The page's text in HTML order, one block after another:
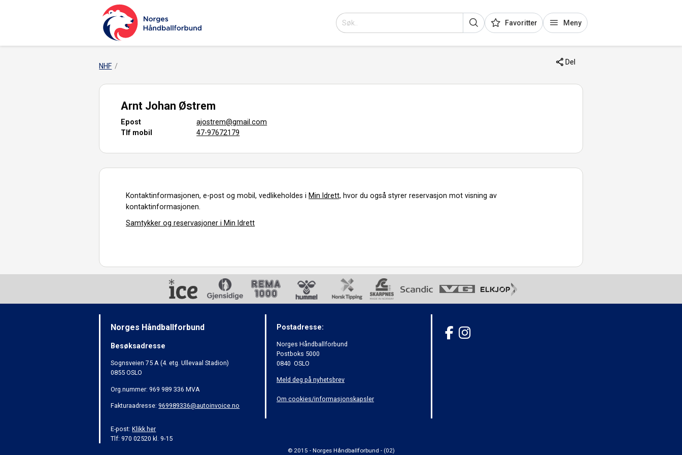
Favoritter Meny
NHF Del
Arnt Johan Østrem
Epost
ajostrem@gmail.com
Tlf mobil
47-97672179
Kontaktinformasjonen, e-post og mobil, vedlikeholdes i Min Idrett, hvor du også styrer reservasjon mot visning av
kontaktinformasjonen.
Samtykker og reservasjoner i Min Idrett
Norges Håndballforbund
Besøksadresse
Sognsveien 75 A (4. etg. Ullevaal Stadion)
0855 OSLO
Org.nummer: 969 989 336 MVA
Fakturaadresse:969989336@autoinvoice.no
E-post:Klikk her
Tlf: 970 02520 kl. 9-15
Postadresse:
Norges Håndballforbund
Postboks 5000
0840 OSLO
Meld deg på nyhetsbrev
Om cookies/informasjonskapsler
© 2015 - Norges Håndballforbund - (02)